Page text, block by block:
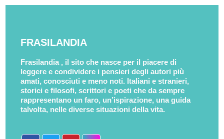
FRASILANDIA
Frasilandia , il sito che nasce per il piacere di
leggere e condividere i pensieri degli autori più
amati, conosciuti e meno noti. Italiani e stranieri,
storici e filosofi, scrittori e poeti che da sempre
rappresentano un faro, un’ispirazione, una guida
talvolta, nelle diverse situazioni della vita.